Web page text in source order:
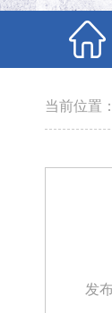
当前位置：
发